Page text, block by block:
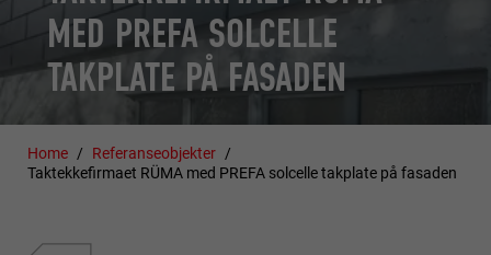
MED PREFA SOLCELLE
TAKPLATE PÅ FASADEN
Home
Referanseobjekter
Taktekkefirmaet RÜMA med PREFA solcelle takplate på fasaden